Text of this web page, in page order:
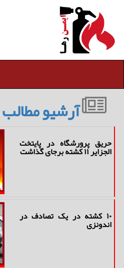
آرشیو مطالب
حریق پرورشگاه در پایتخت
الجزایر ۱۱ کشته برجای گذاشت
۱۰ کشته در یک تصادف در
اندونزی